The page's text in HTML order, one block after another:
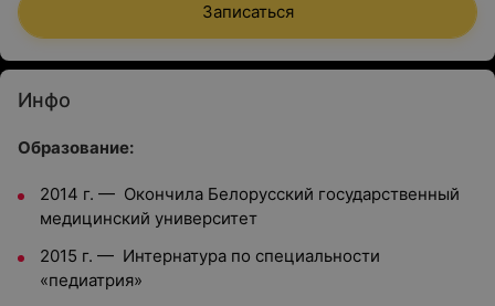
Записаться
Инфо
Образование:
2014 г. — Окончила Белорусский государственный
медицинский университет
2015 г. — Интернатура по специальности
«педиатрия»